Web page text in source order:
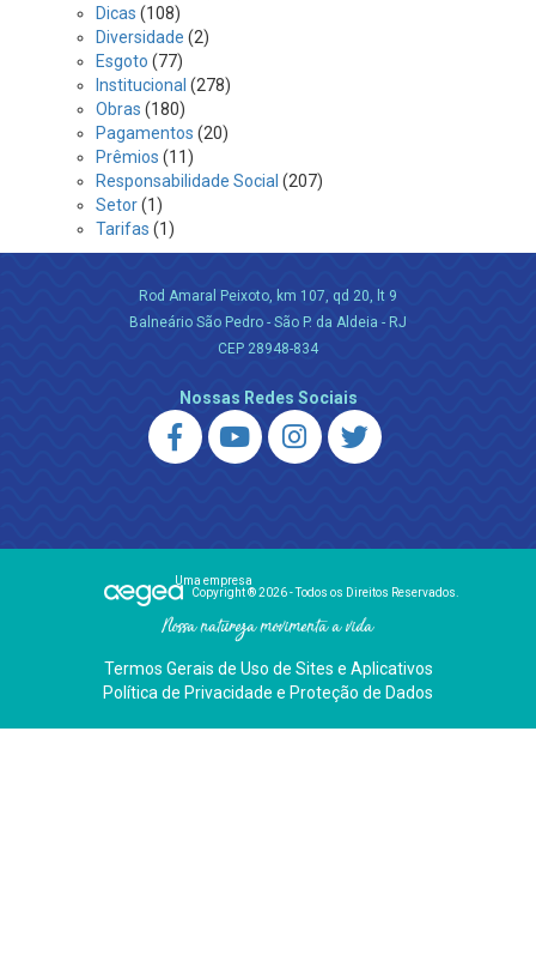
Dicas (108)
Diversidade (2)
Esgoto (77)
Institucional (278)
Obras (180)
Pagamentos (20)
Prêmios (11)
Responsabilidade Social (207)
Setor(1)
Tarifas (1)
Rod Amaral Peixoto, km 107, qd 20, lt 9
Balneário São Pedro - São P. da Aldeia - RJ
CEP 28948-834
Nossas Redes Sociais
Uma empresa
Copyright ® 2026 - Todos os Direitos Reservados.
Nossa natureza movimenta a vida
Termos Gerais de Uso de Sites e Aplicativos
Política de Privacidade e Proteção de Dados